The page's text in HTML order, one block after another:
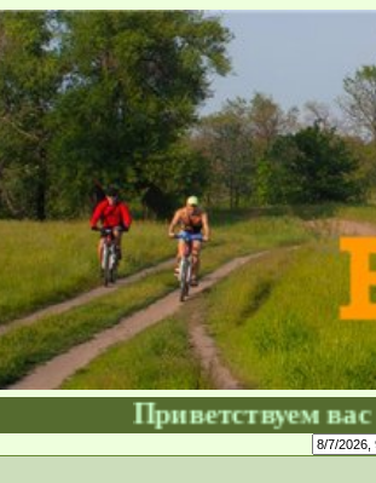
Приветствуем вас
Форум